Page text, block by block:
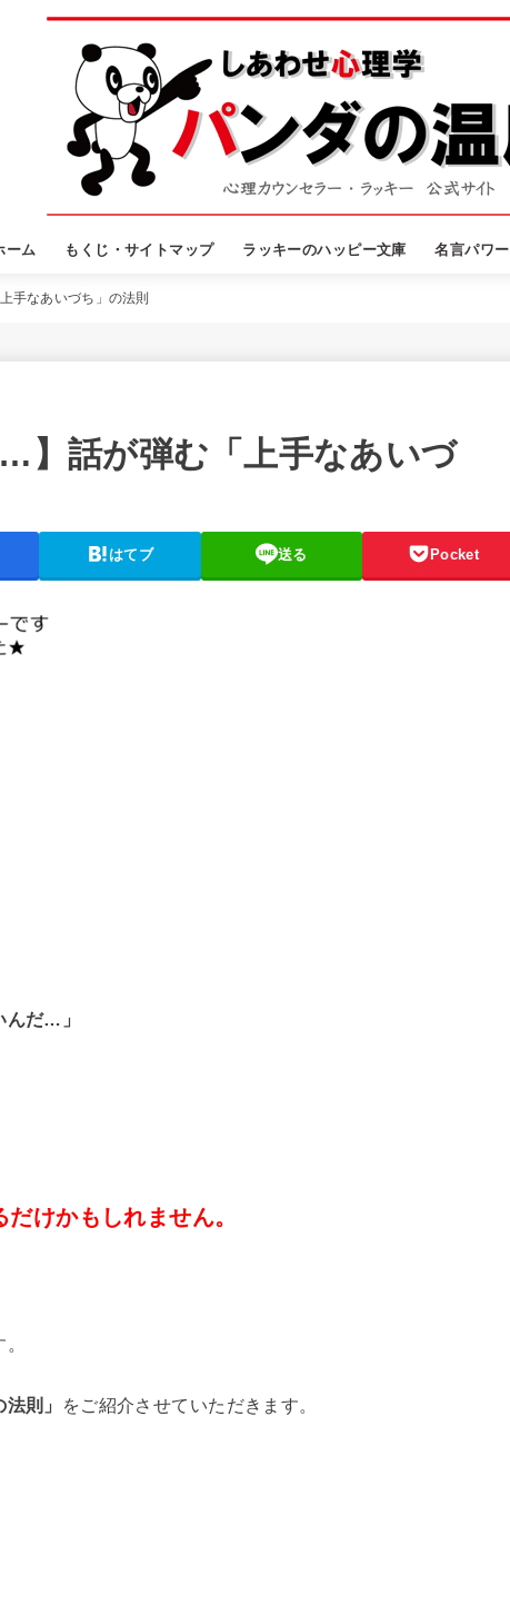
ーム もくじ・サイトマップ ラッキーのハッピー文庫 名言パワー
手なあいづち」の法則
…】話が弾む「上手なあいづ
はてブ 送る Pocket
んだ…」
けかもしれません。
則」 をご紹介させていただきます。